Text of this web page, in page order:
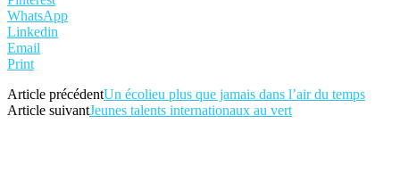
WhatsApp
Linkedin
Email
Print
Article précédentUn écolieu plus que jamais dans l’air du temps
Article suivantJeunes talents internationaux au vert